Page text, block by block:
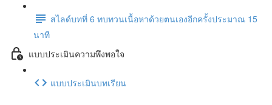
สไลด์บทที่ 6 ทบทวนเนื้อหาด้วยตนเองอีกครั้งประมาณ 15
นาที
แบบประเมินความพึงพอใจ
แบบประเมินบทเรียน